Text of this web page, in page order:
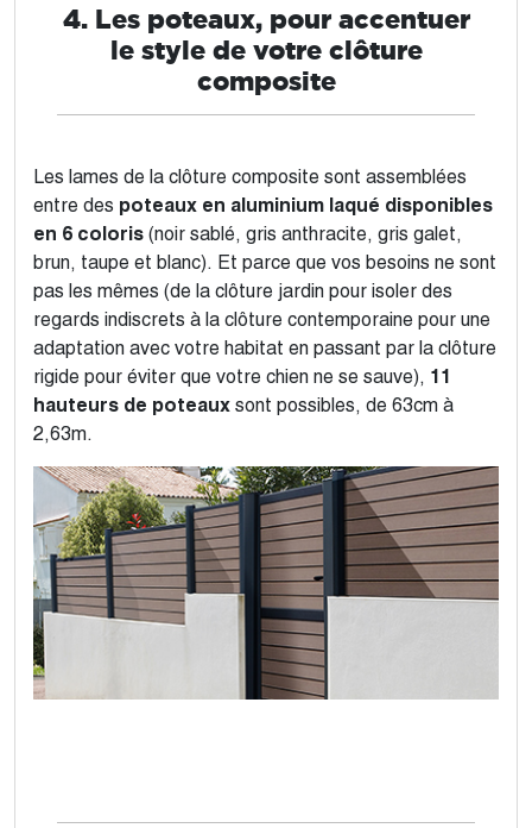
4. Les poteaux, pour accentuer
le style de votre clôture
composite
Les lames de la clôture composite sont assemblées
entre des poteaux en aluminium laqué disponibles
en 6 coloris (noir sablé, gris anthracite, gris galet,
brun, taupe et blanc). Et parce que vos besoins ne sont
pas les mêmes (de la clôture jardin pour isoler des
regards indiscrets à la clôture contemporaine pour une
adaptation avec votre habitat en passant par la clôture
rigide pour éviter que votre chien ne se sauve), 11
hauteurs de poteaux sont possibles, de 63cm à
2,63m.